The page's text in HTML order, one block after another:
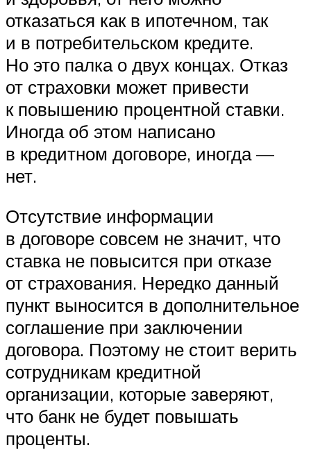
отказаться как в ипотечном, так
и в потребительском кредите.
Но это палка о двух концах. Отказ
от страховки может привести
к повышению процентной ставки.
Иногда об этом написано
в кредитном договоре, иногда —
нет.
Отсутствие информации
в договоре совсем не значит, что
ставка не повысится при отказе
от страхования. Нередко данный
пункт выносится в дополнительное
соглашение при заключении
договора. Поэтому не стоит верить
сотрудникам кредитной
организации, которые заверяют,
что банк не будет повышать
проценты.